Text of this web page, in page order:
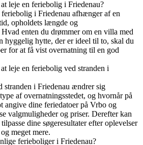
leje en feriebolig i Friedenau?
feriebolig i Friedenau afhænger af en
opholdets længde og
enten du drømmer om en villa med
hyggelig hytte, der er ideel til to, skal du
for at få vist overnatning til en god
leje en feriebolig ved stranden i
stranden i Friedenau ændrer sig
af overnatningsstedet, og hvornår på
angive dine feriedatoer på Vrbo og
valgmuligheder og priser. Derefter kan
dine søgeresultater efter oplevelser
meget mere.
ferieboliger i Friedenau?